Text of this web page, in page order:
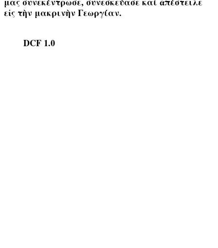
εἰς τὴν μακρινὴν Γεωργίαν.
DCF 1.0